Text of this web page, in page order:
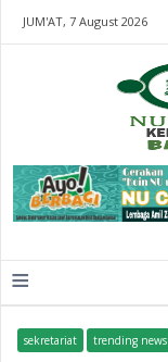
JUM'AT, 7 August 2026
≡
sekretariat trending news